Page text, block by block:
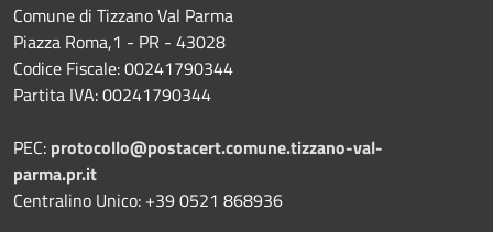
Comune di Tizzano Val Parma
Piazza Roma,1 - PR - 43028
Codice Fiscale: 00241790344
Partita IVA: 00241790344
PEC: protocollo@postacert.comune.tizzano-val-
parma.pr.it
Centralino Unico: +39 0521 868936